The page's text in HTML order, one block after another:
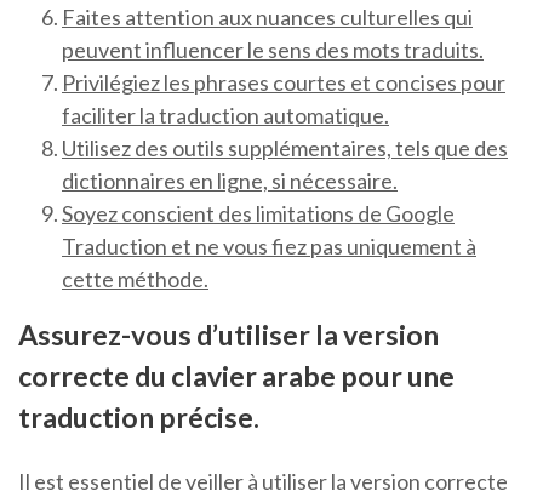
Faites attention aux nuances culturelles qui
peuvent influencer le sens des mots traduits.
Privilégiez les phrases courtes et concises pour
faciliter la traduction automatique.
Utilisez des outils supplémentaires, tels que des
dictionnaires en ligne, si nécessaire.
Soyez conscient des limitations de Google
Traduction et ne vous fiez pas uniquement à
cette méthode.
Assurez-vous d’utiliser la version
correcte du clavier arabe pour une
traduction précise.
Il est essentiel de veiller à utiliser la version correcte